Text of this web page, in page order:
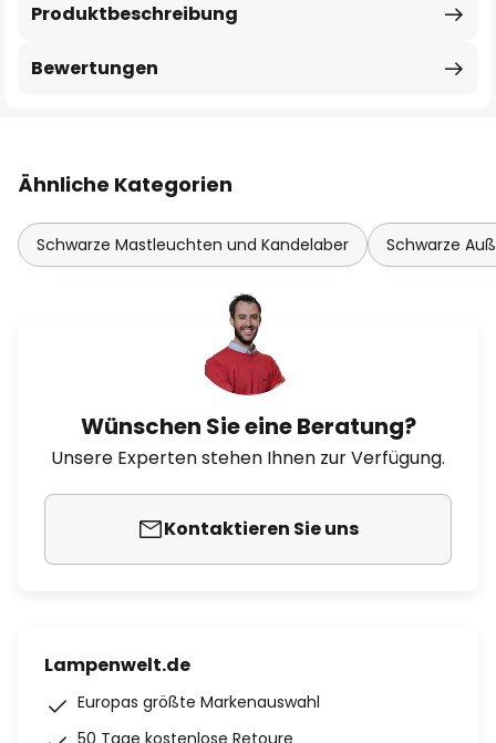
Produktbeschreibung
Bewertungen
Ähnliche Kategorien
Schwarze Mastleuchten und Kandelaber Schwarze
Wünschen Sie eine Beratung?
Unsere Experten stehen Ihnen zur Verfügung.
Kontaktieren Sie uns
Lampenwelt.de
Europas größte Markenauswahl
50 Tage kostenlose Retoure